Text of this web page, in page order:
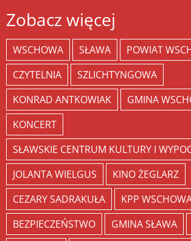
Zobacz więcej
WSCHOWA SŁAWA
POWIAT
CZYTELNIA
SZLICHTYNGOWA
KONRAD ANTKOWIAK
GMINA
KONCERT
SŁAWSKIE CENTRUM KULTURY I
JOLANTA WIELGUS
KINO ŻEGLARZ
CEZARY SADRAKUŁA
KPP
BEZPIECZEŃSTWO
GMINA SŁAWA